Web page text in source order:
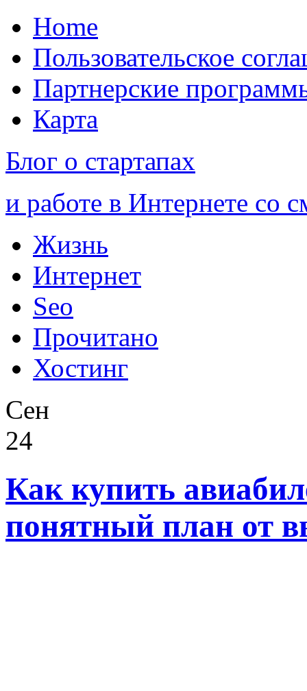
Home
Пользовательское
Партнерские
Карта
Блог о стартапах
и работе в Интернете со
Жизнь
Интернет
Seo
Прочитано
Хостинг
Сен
24
Как купить
понятный план от